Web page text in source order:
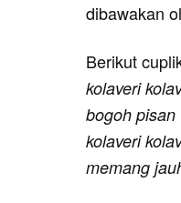
dibawakan
Berikut
kolaveri
bogoh pisan
kolaveri
memang